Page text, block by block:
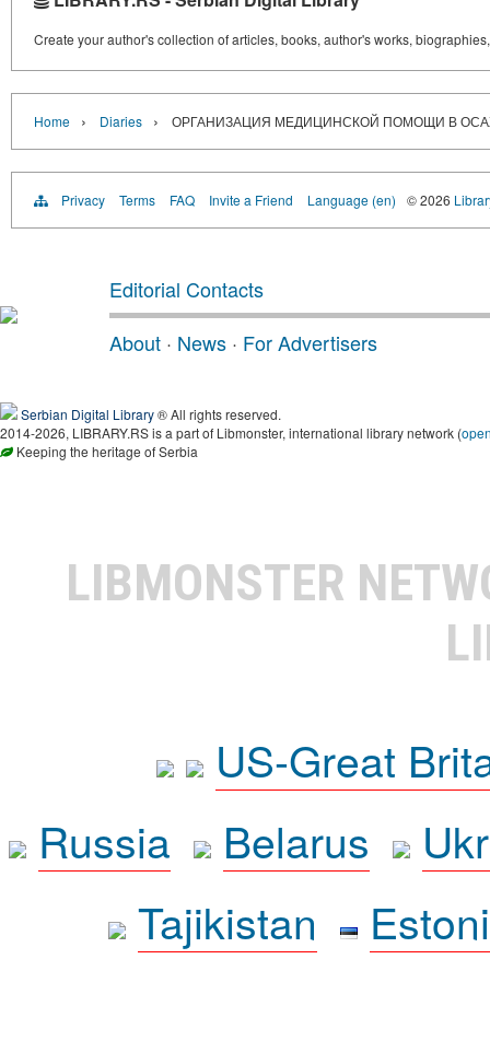
Create your author's collection of articles, books, author's works,
Home › Diaries › ОРГАНИЗАЦИЯ МЕДИЦИНСКОЙ ПОМОЩИ В
Privacy Terms FAQ Invite a Friend Language (en) © 2026
Editorial Contacts
About · News · For Advertisers
Serbian Digital Library® All rights reserved.
2014-2026, LIBRARY.RS is a part of Libmonster, international library network (
Keeping the heritage of Serbia
LIBMONSTER
US-Great
Russia
Belarus
Tajikistan